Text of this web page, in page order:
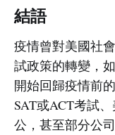
結語
疫情曾對美國社
試政策的轉變，
開始回歸疫情前
SAT或ACT考試
公，甚至部分公